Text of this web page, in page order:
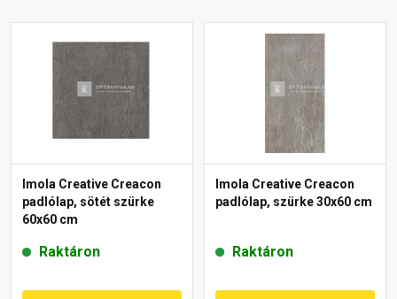
Imola Creative Creacon
padlólap, sötét szürke
60x60 cm
Raktáron
Imola Creative Creacon
padlólap, szürke 30x60 cm
Raktáron